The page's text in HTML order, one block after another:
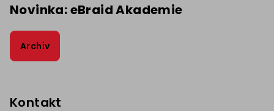
Novinka: eBraid Akademie
Archiv
Kontakt